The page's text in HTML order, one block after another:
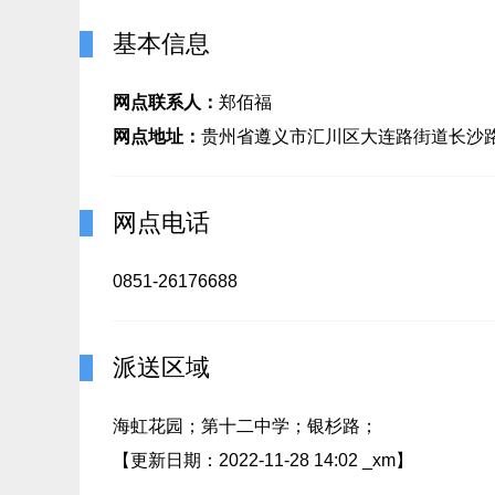
基本信息
网点联系人： 郑佰福
网点地址： 贵州省遵义市汇川区大连路街道长沙
网点电话
0851-26176688
派送区域
海虹花园；第十二中学；银杉路；
【更新日期：2022-11-28 14:02 _xm】